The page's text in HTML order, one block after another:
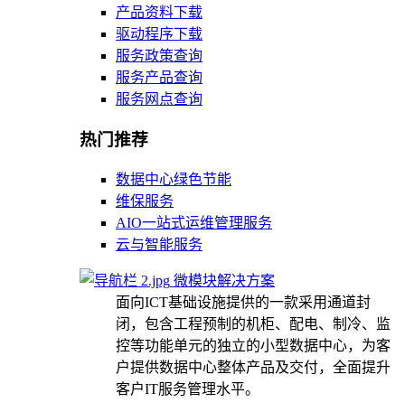
产品资料下载
驱动程序下载
服务政策查询
服务产品查询
服务网点查询
热门推荐
数据中心绿色节能
维保服务
AIO一站式运维管理服务
云与智能服务
微模块解决方案
面向ICT基础设施提供的一款采用通道封
闭，包含工程预制的机柜、配电、制冷、监
控等功能单元的独立的小型数据中心，为客
户提供数据中心整体产品及交付，全面提升
客户IT服务管理水平。